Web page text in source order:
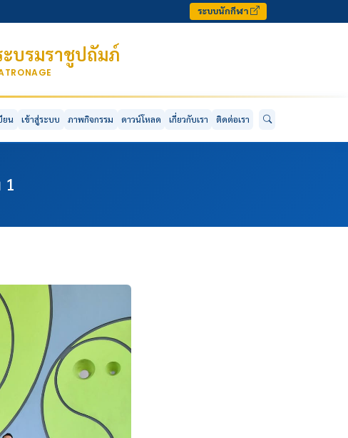
ระบบนักกีฬา
บรมราชูปถัมภ์
ยน เข้าสู่ระบบ ภาพกิจกรรม ดาวน์โหลด เกี่ยวกับเรา ติดต่อเรา